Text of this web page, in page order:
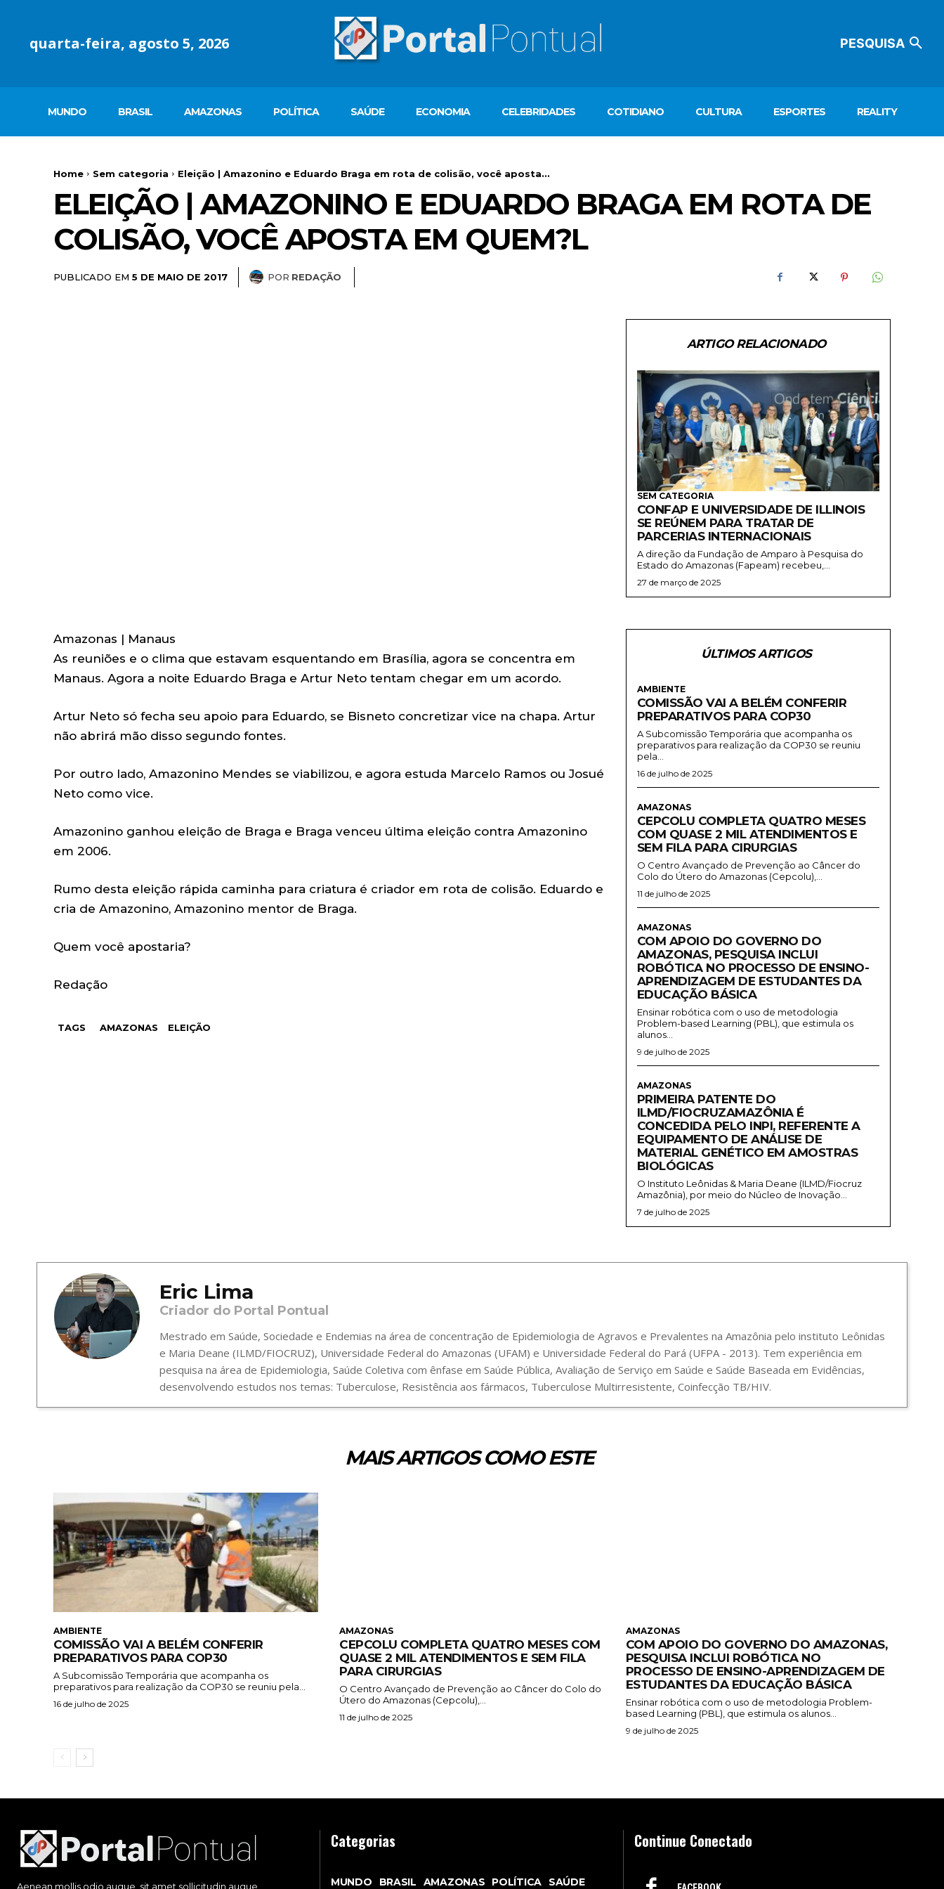
quarta-feira, agosto 5, 2026 PESQUISA
MUNDO BRASIL AMAZONAS POLÍTICA SAÚDE ECONOMIA CELEBRIDADES COTIDIANO CULTURA ESPORTES REALITY
Home Sem categoria Eleição | Amazonino e Eduardo Braga em rota de colisão, você aposta...
ELEIÇÃO | AMAZONINO E EDUARDO BRAGA EM ROTA DE
COLISÃO, VOCÊ APOSTA EM QUEM?L
PUBLICADO EM 5 DE MAIO DE 2017 POR REDAÇÃO
ARTIGO RELACIONADO
SEM CATEGORIA
CONFAP E UNIVERSIDADE DE ILLINOIS
SE REÚNEM PARA TRATAR DE
PARCERIAS INTERNACIONAIS
A direção da Fundação de Amparo à Pesquisa do
Estado do Amazonas (Fapeam) recebeu,...
27 de março de 2025
Amazonas | Manaus
As reuniões e o clima que estavam esquentando em Brasília, agora se concentra em
Manaus. Agora a noite Eduardo Braga e Artur Neto tentam chegar em um acordo.
Artur Neto só fecha seu apoio para Eduardo, se Bisneto concretizar vice na chapa. Artur
não abrirá mão disso segundo fontes.
Por outro lado, Amazonino Mendes se viabilizou, e agora estuda Marcelo Ramos ou Josué
Neto como vice.
Amazonino ganhou eleição de Braga e Braga venceu última eleição contra Amazonino
em 2006.
Rumo desta eleição rápida caminha para criatura é criador em rota de colisão. Eduardo e
cria de Amazonino, Amazonino mentor de Braga.
Quem você apostaria?
Redação
TAGS AMAZONAS ELEIÇÃO
ÚLTIMOS ARTIGOS
AMBIENTE
COMISSÃO VAI A BELÉM CONFERIR
PREPARATIVOS PARA COP30
A Subcomissão Temporária que acompanha os
preparativos para realização da COP30 se reuniu
pela...
16 de julho de 2025
AMAZONAS
CEPCOLU COMPLETA QUATRO MESES
COM QUASE 2 MIL ATENDIMENTOS E
SEM FILA PARA CIRURGIAS
O Centro Avançado de Prevenção ao Câncer do
Colo do Útero do Amazonas (Cepcolu),...
11 de julho de 2025
AMAZONAS
COM APOIO DO GOVERNO DO
AMAZONAS, PESQUISA INCLUI
ROBÓTICA NO PROCESSO DE ENSINO-
APRENDIZAGEM DE ESTUDANTES DA
EDUCAÇÃO BÁSICA
Ensinar robótica com o uso de metodologia
Problem-based Learning (PBL), que estimula os
alunos...
9 de julho de 2025
AMAZONAS
PRIMEIRA PATENTE DO
ILMD/FIOCRUZAMAZÔNIA É
CONCEDIDA PELO INPI, REFERENTE A
EQUIPAMENTO DE ANÁLISE DE
MATERIAL GENÉTICO EM AMOSTRAS
BIOLÓGICAS
O Instituto Leônidas & Maria Deane (ILMD/Fiocruz
Amazônia), por meio do Núcleo de Inovação...
7 de julho de 2025
Eric Lima
Criador do Portal Pontual
Mestrado em Saúde, Sociedade e Endemias na área de concentração de Epidemiologia de Agravos e Prevalentes na Amazônia pelo instituto Leônidas
e Maria Deane (ILMD/FIOCRUZ), Universidade Federal do Amazonas (UFAM) e Universidade Federal do Pará (UFPA - 2013). Tem experiência em
pesquisa na área de Epidemiologia, Saúde Coletiva com ênfase em Saúde Pública, Avaliação de Serviço em Saúde e Saúde Baseada em Evidências,
desenvolvendo estudos nos temas: Tuberculose, Resistência aos fármacos, Tuberculose Multirresistente, Coinfecção TB/HIV.
MAIS ARTIGOS COMO ESTE
AMBIENTE
COMISSÃO VAI A BELÉM CONFERIR
PREPARATIVOS PARA COP30
A Subcomissão Temporária que acompanha os
preparativos para realização da COP30 se reuniu pela...
16 de julho de 2025
AMAZONAS
CEPCOLU COMPLETA QUATRO MESES COM
QUASE 2 MIL ATENDIMENTOS E SEM FILA
PARA CIRURGIAS
O Centro Avançado de Prevenção ao Câncer do Colo do
Útero do Amazonas (Cepcolu),...
11 de julho de 2025
AMAZONAS
COM APOIO DO GOVERNO DO AMAZONAS,
PESQUISA INCLUI ROBÓTICA NO
PROCESSO DE ENSINO-APRENDIZAGEM DE
ESTUDANTES DA EDUCAÇÃO BÁSICA
Ensinar robótica com o uso de metodologia Problem-
based Learning (PBL), que estimula os alunos...
9 de julho de 2025
Aenean mollis odio augue, sit amet sollicitudin augue
Categorias
MUNDO BRASIL AMAZONAS POLÍTICA SAÚDE
Continue Conectado